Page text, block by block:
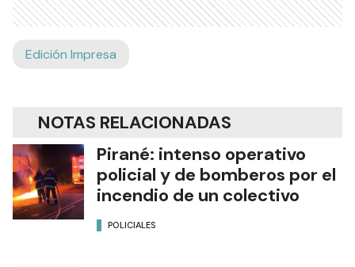
Edición Impresa
NOTAS RELACIONADAS
Pirané: intenso operativo
policial y de bomberos por el
incendio de un colectivo
POLICIALES